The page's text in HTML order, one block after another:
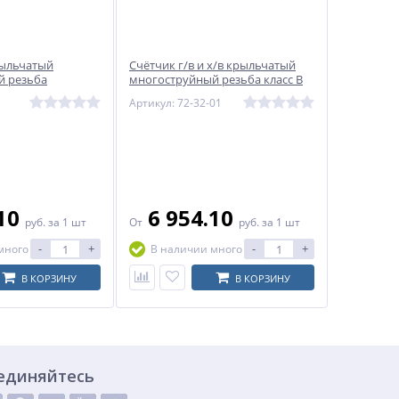
резьба
Водомер
руб. за 1 шт
- +
В КОРЗИНУ
Счётчик г/в и х/в крыльчатый
многоструйный резьба класс В
Артикул: 72-32-01
От 6 954.10 руб. за 1 шт
В наличии много
- +
В КОРЗИНУ